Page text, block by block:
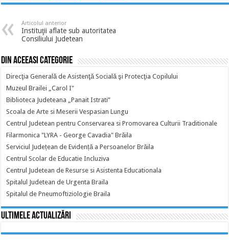
Articolul anterior
Instituţii aflate sub autoritatea
Consiliului Judetean
Din aceeasi categorie
Direcţia Generală de Asistenţă Socială şi Protecţia Copilului
Muzeul Brailei „Carol I"
Biblioteca Judeteana „Panait Istrati”
Scoala de Arte si Meserii Vespasian Lungu
Centrul Judetean pentru Conservarea si Promovarea Culturii Traditionale
Filarmonica "LYRA - George Cavadia" Brăila
Serviciul Județean de Evidență a Persoanelor Brăila
Centrul Scolar de Educatie Incluziva
Centrul Judetean de Resurse si Asistenta Educationala
Spitalul Judetean de Urgenta Braila
Spitalul de Pneumoftiziologie Braila
Ultimele actualizări